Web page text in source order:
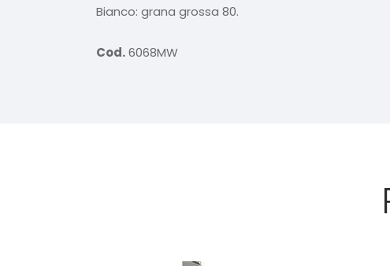
Bianco: grana grossa 80.
Cod.6068MW